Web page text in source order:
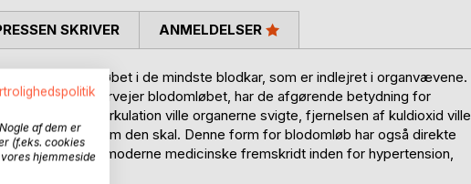
med blodomløbet i de mindste blodkar, som er indlejret i organvævene.
på, når man overvejer blodomløbet, har de afgørende betydning for
Uden mikrocirkulation ville organerne svigte, fjernelsen af kuldioxid ville
fungere, som den skal. Denne form for blodomløb har også direkte
fokus i moderne medicinske fremskridt inden for hypertension,
SKRIVER ANMELDELSER
af dem er
(f.eks. cookies
hjemmeside